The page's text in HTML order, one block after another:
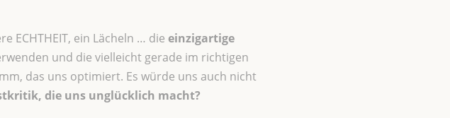
ECHTHEIT, ein Lächeln … die einzigartige
und die vielleicht gerade im richtigen
das uns optimiert. Es würde uns auch nicht
die uns unglücklich macht?